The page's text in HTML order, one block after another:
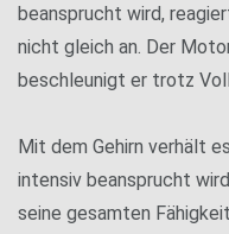
beansprucht wird,
nicht gleich an. Der
beschleunigt er trotz
Mit dem Gehirn verhält
intensiv beansprucht
seine gesamten